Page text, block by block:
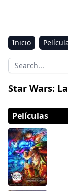
Inicio
Aventura
Star Wars:
Películas